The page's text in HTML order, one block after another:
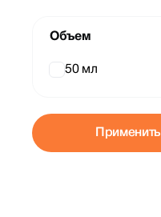
Объем
50 мл
Применить